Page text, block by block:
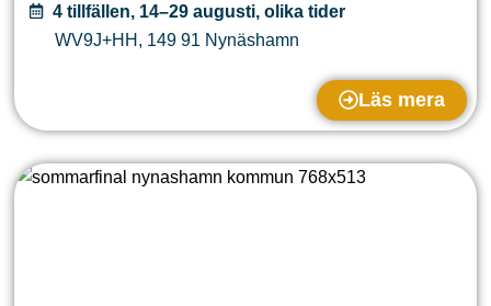
4 tillfällen, 14–29 augusti, olika tider
WV9J+HH , 149 91 Nynäshamn
Läs mera